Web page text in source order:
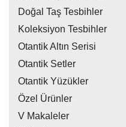
Doğal Taş Tesbihler
Koleksiyon Tesbihler
Otantik Altın Serisi
Otantik Setler
Otantik Yüzükler
Özel Ürünler
V Makaleler